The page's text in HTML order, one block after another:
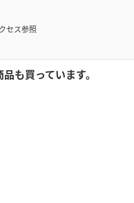
セス参照
も買っています。